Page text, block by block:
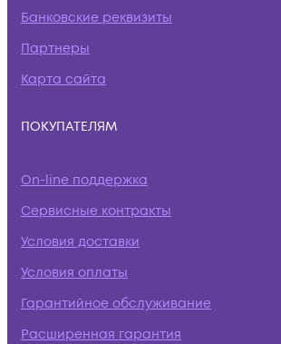
Банковские реквизиты
Партнеры
Карта сайта
ПОКУПАТЕЛЯМ
On-line поддержка
Сервисные контракты
Условия доставки
Условия оплаты
Гарантийное обслуживание
Расширенная гарантия